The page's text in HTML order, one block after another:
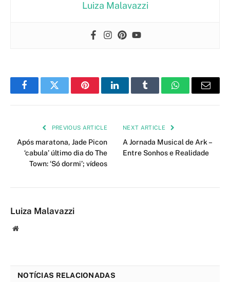
Luiza Malavazzi
FacebookTwitter PinterestLinkedInTumblr WhatsAppEmail
PREVIOUS ARTICLE
Após maratona, Jade Picon
‘cabula’ último dia do The
Town: ‘Só dormi’; vídeos
NEXT ARTICLE
A Jornada Musical de Ark –
Entre Sonhos e Realidade
Luiza Malavazzi
Website
NOTÍCIAS RELACIONADAS